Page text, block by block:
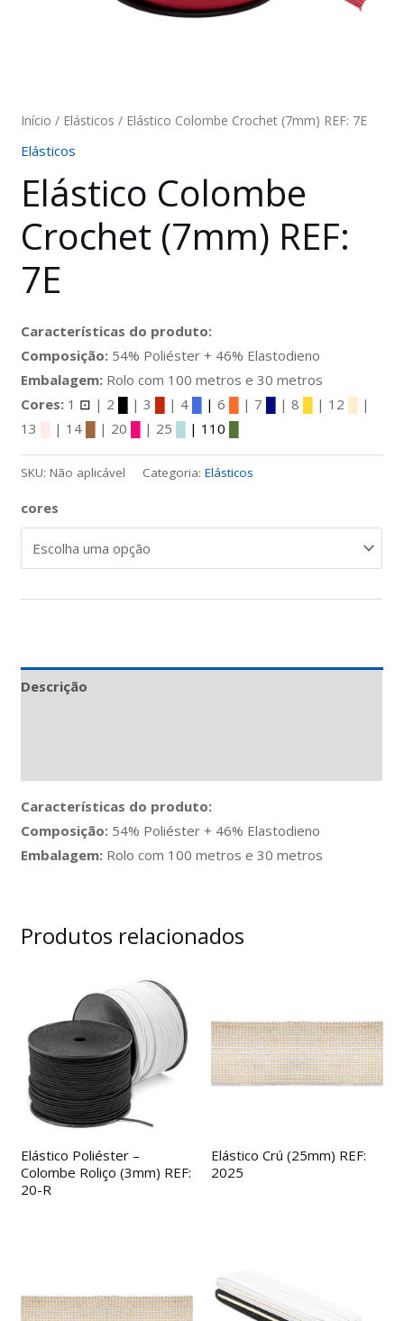
Início / Elásticos / Elástico Colombe Crochet (7mm) REF: 7E
Elásticos
Elástico Colombe
Crochet (7mm) REF:
7E
Características do produto:
Composição: 54% Poliéster + 46% Elastodieno
Embalagem: Rolo com 100 metros e 30 metros
Cores: 1 ⊡ | 2 | 3 | 4 | 6 | 7 | 8 | 12
|
13
| 14 | 20 | 25 | 110
SKU:Não aplicável Categoria:Elásticos
cores
Descrição
Características do produto:
Composição: 54% Poliéster + 46% Elastodieno
Embalagem: Rolo com 100 metros e 30 metros
Produtos relacionados
Elástico Poliéster –
Colombe Roliço (3mm) REF:
20-R
Elástico Crú (25mm) REF:
2025